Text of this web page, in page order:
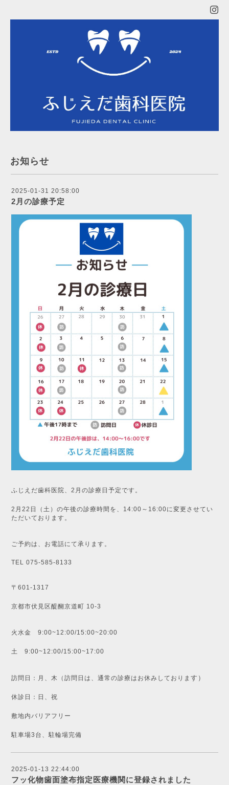
お知らせ
2025-01-31 20:58:00
2月の診療予定
ふじえだ歯科医院、2月の診療日予定です。
2月22日（土）の午後の診療時間を、14:00～16:00に変更させてい
ただいております。
ご予約は、お電話にて承ります。
TEL 075-585-8133
〒601-1317
京都市伏見区醍醐京道町 10-3
火水金 9:00~12:00/15:00~20:00
土 9:00~12:00/15:00~17:00
訪問日：月、木（訪問日は、通常の診療はお休みしておりま す）
休診日：日、祝
敷地内バリアフリー
駐車場3台、駐輪場完備
2025-01-13 22:44:00
フッ化物歯面塗布指定医療機関に登録されました